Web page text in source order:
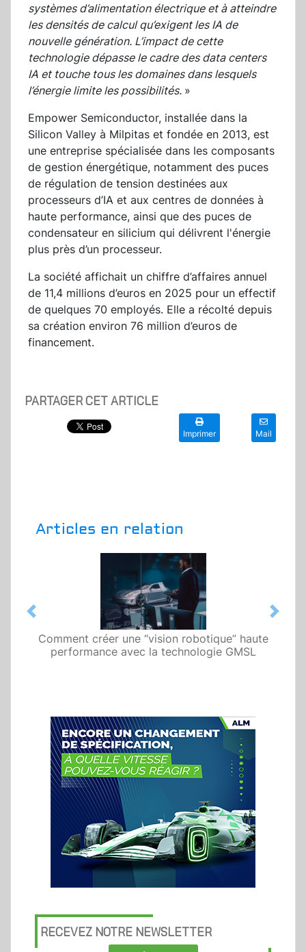
systèmes d’alimentation électrique et à atteindre
les densités de calcul qu’exigent les IA de
nouvelle génération. L’impact de cette
technologie dépasse le cadre des data centers
IA et touche tous les domaines dans lesquels
l’énergie limite les possibilités. »
Empower Semiconductor, installée dans la
Silicon Valley à Milpitas et fondée en 2013, est
une entreprise spécialisée dans les composants
de gestion énergétique, notamment des puces
de régulation de tension destinées aux
processeurs d’IA et aux centres de données à
haute performance, ainsi que des puces de
condensateur en silicium qui délivrent l'énergie
plus près d’un processeur.
La société affichait un chiffre d’affaires annuel
de 11,4 millions d’euros en 2025 pour un effectif
de quelques 70 employés. Elle a récolté depuis
sa création environ 76 million d’euros de
financement.
PARTAGER CET ARTICLE
Imprimer Mail
Articles en relation
Comment créer une “vision robotique” haute
performance avec la technologie GMSL
Previous Next
RECEVEZ NOTRE NEWSLETTER